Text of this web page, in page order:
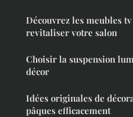
Découvrez les meubles
revitaliser votre salon
Choisir la suspension
décor
Idées originales de
pâques efficacement